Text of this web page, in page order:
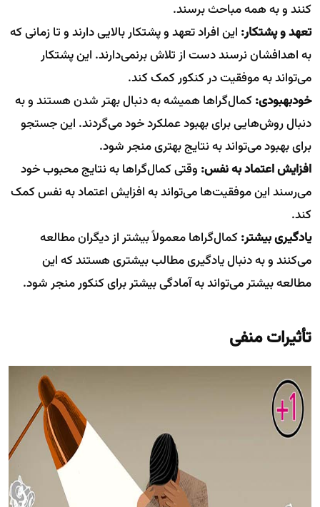
کنند و به همه مباحث برسند.
تعهد و پشتکار: این افراد تعهد و پشتکار بالایی دارند و تا زمانی که
به اهدافشان نرسند دست از تلاش برنمی‌دارند. این پشتکار
می‌تواند به موفقیت در کنکور کمک کند.
خودبهبودی:کمال‌گراها همیشه به دنبال بهتر شدن هستند و به
دنبال روش‌هایی برای بهبود عملکرد خود می‌گردند. این جستجو
برای بهبود می‌تواند به نتایج بهتری منجر شود.
افزایش اعتماد به نفس: وقتی کمال‌گراها به نتایج محبوب خود
می‌رسند این موفقیت‌ها می‌تواند به افزایش اعتماد به نفس کمک
کند.
یادگیری بیشتر:کمال‌گراها معمولاً بیشتر از دیگران مطالعه
می‌کنند و به دنبال یادگیری مطالب بیشتری هستند که این
مطالعه بیشتر می‌تواند به آمادگی بیشتر برای کنکور منجر شود.
تأثیرات منفی